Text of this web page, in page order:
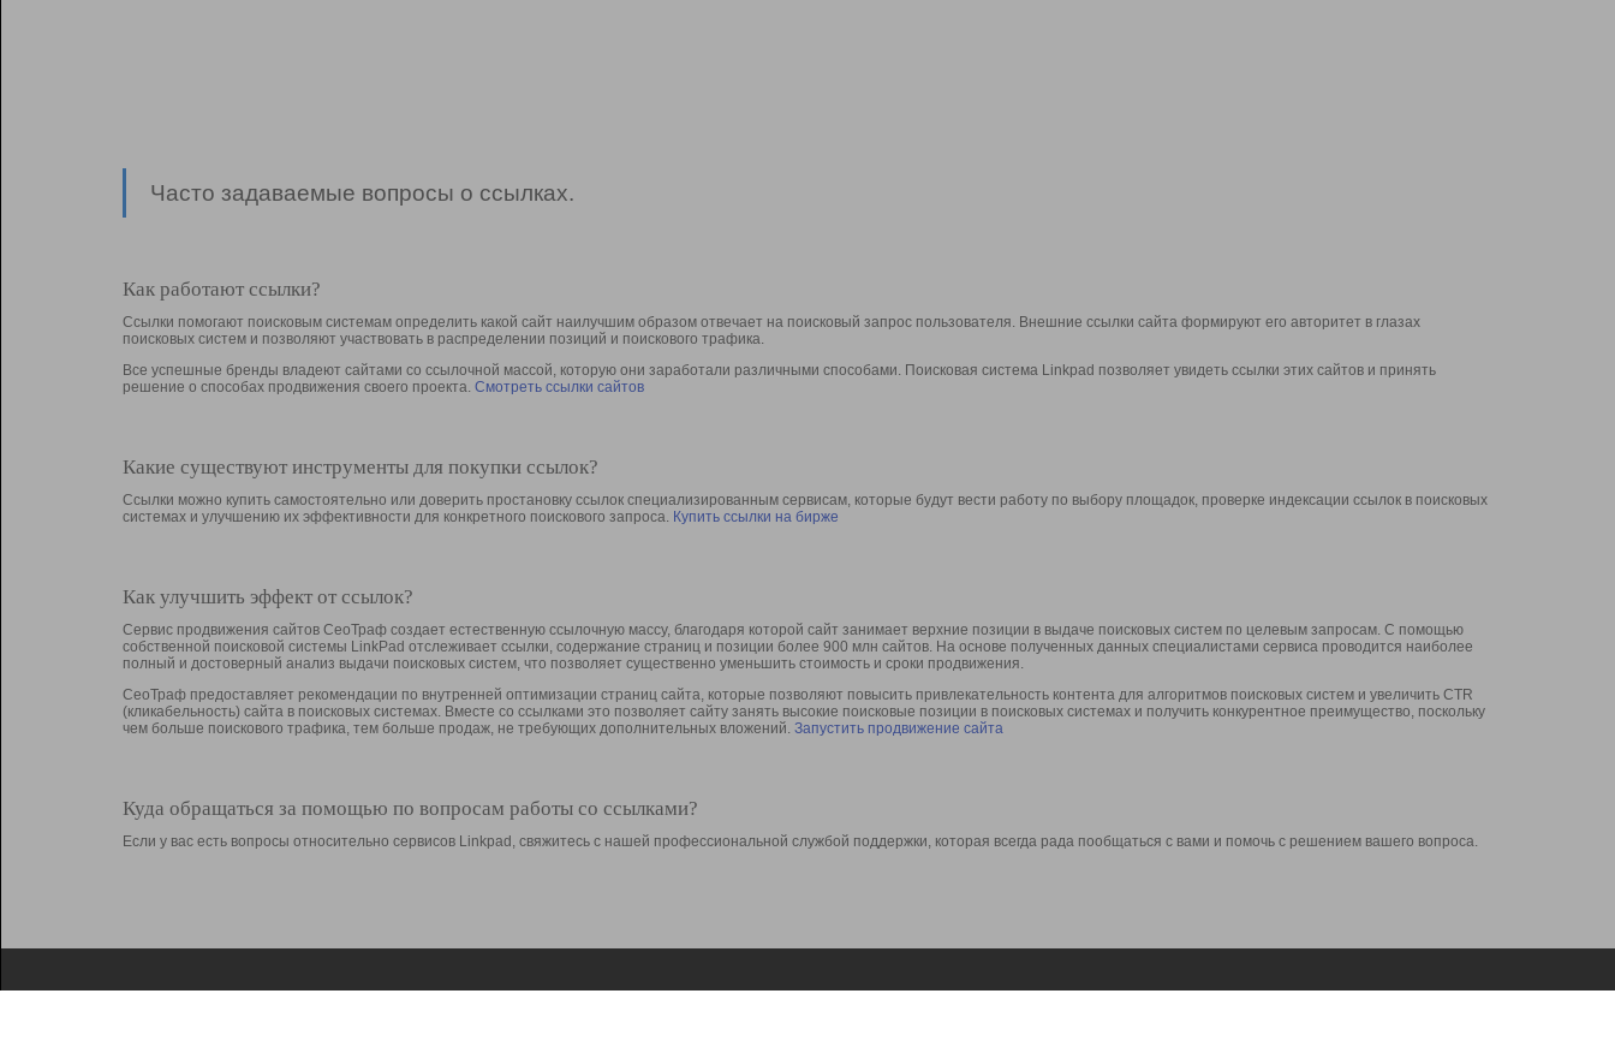
Часто задаваемые вопросы о ссылках.
Как работают ссылки?
Ссылки помогают поисковым системам определить какой сайт наилучшим образом отвечает на поисковый запрос пользователя. Внешние ссылки сайта формируют его авторитет в глазах
поисковых систем и позволяют участвовать в раcпределении позиций и поискового трафика.
Все успешные бренды владеют сайтами со ссылочной массой, которую они заработали различными способами. Поисковая система Linkpad позволяет увидеть ссылки этих сайтов и принять
решение о способах продвижения своего проекта. Смотреть ссылки сайтов
Какие существуют инструменты для покупки ссылок?
Ссылки можно купить самостоятельно или доверить простановку ссылок специализированным сервисам, которые будут вести работу по выбору площадок, проверке индексации ссылок в поисковых
системах и улучшению их эффективности для конкретного поискового запроса. Купить ссылки на бирже
Как улучшить эффект от ссылок?
Сервис продвижения сайтов СеоТраф создает естественную ссылочную массу, благодаря которой сайт занимает верхние позиции в выдаче поисковых систем по целевым запросам. С помощью
собственной поисковой системы LinkPad отслеживает ссылки, содержание страниц и позиции более 900 млн сайтов. На основе полученных данных специалистами сервиса проводится наиболее
полный и достоверный анализ выдачи поисковых систем, что позволяет существенно уменьшить стоимость и сроки продвижения.
СеоТраф предоставляет рекомендации по внутренней оптимизации страниц сайта, которые позволяют повысить привлекательность контента для алгоритмов поисковых систем и увеличить CTR
(кликабельность) сайта в поисковых системах. Вместе со ссылками это позволяет сайту занять высокие поисковые позиции в поисковых системах и получить конкурентное преимущество, поскольку
чем больше поискового трафика, тем больше продаж, не требующих дополнительных вложений. Запустить продвижение сайта
Куда обращаться за помощью по вопросам работы со ссылками?
Если у вас есть вопросы относительно сервисов Linkpad, свяжитесь с нашей профессиональной службой поддержки, которая всегда рада пообщаться с вами и помочь с решением вашего вопроса.